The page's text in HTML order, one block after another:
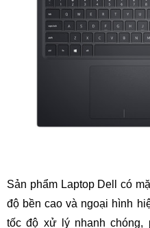
Sản phẩm Laptop Dell có
độ bền cao và ngoại hình
tốc độ xử lý nhanh